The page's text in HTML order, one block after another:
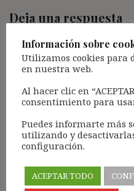
Deja una respuesta
Tu dirección de correo
campos obligatorios están
Comentario*
Información sobre
Utilizamos cookies para
en nuestra web.
Al hacer clic en
consentimiento para
Puedes informarte más
utilizando y
configuración.
ACEPTAR TODO